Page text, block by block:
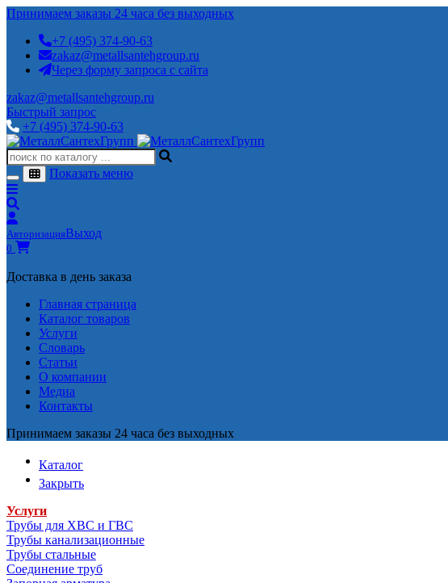
Принимаем заказы 24 часа без выходных
+7 (495) 374-90-63
zakaz@metallsantehgroup.ru
Через форму запроса с сайта
zakaz@metallsantehgroup.ru
Быстрый запрос
+7 (495) 374-90-63
Показать меню
АвторизацияВыход
0
Доставка в день заказа
Главная страница
Каталог товаров
Услуги
Словарь
Статьи
О компании
Медиа
Контакты
Принимаем заказы 24 часа без выходных
Каталог
Закрыть
Услуги
Трубы для ХВС и ГВС
Трубы канализационные
Трубы стальные
Соединение труб